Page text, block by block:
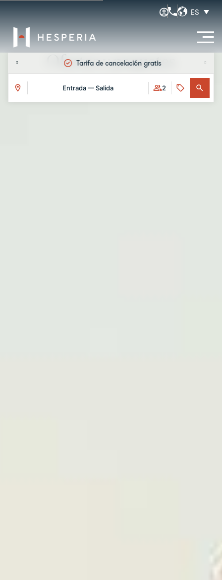
ES
Tarifa de cancelación gratis
Entrada — Salida 2
Ofertas y paquetes